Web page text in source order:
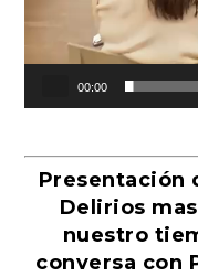
00:00
Presentación
Delirios
nuestro
conversa con